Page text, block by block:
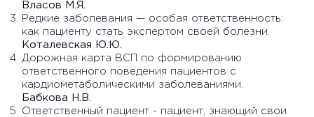
Власов М.Я.
Редкие заболевания — особая ответственность:
как пациенту стать экспертом своей болезни.
Коталевская Ю.Ю.
Дорожная карта ВСП по формированию
ответственного поведения пациентов с
кардиометаболическими заболеваниями.
Бабкова Н.В.
Ответственный пациент - пациент, знающий свои